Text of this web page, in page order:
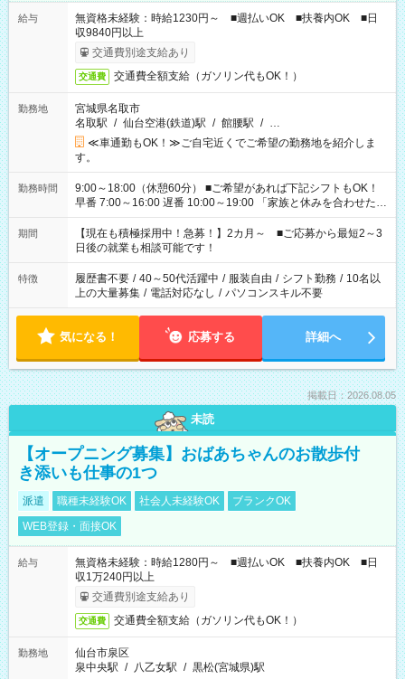
給与
無資格未経験：時給1230円～ ■週払いOK ■扶養内OK ■日
収9840円以上
交通費別途支給あり
交通費 交通費全額支給（ガソリン代もOK！）
勤務地
宮城県名取市
名取駅 / 仙台空港(鉄道)駅 / 館腰駅 / …
≪車通勤もOK！≫ご自宅近くでご希望の勤務地を紹介しま
す。
勤務時間
9:00～18:00（休憩60分） ■ご希望があれば下記シフトもOK！
早番 7:00～16:00 遅番 10:00～19:00 「家族と休みを合わせた
い」 「余裕を持って夕飯の準備がしたい」 「できれば残業はし
たくない」 など、ご希望を教えてくださいね。 ※Wワーク希望
の方へ 今ご覧のお仕事で希望する勤務時間と、もう1つのお仕事
の勤務時間。 合計で週40時間を超える場合は応募できません。
期間
【現在も積極採用中！急募！】2カ月～ ■ご応募から最短2～3
日後の就業も相談可能です！
特徴 履歴書不要 / 40～50代活躍中 / 服装自由 / シフト勤務 / 10名以
上の大量募集 / 電話対応なし / パソコンスキル不要
気になる！ 応募する 詳細へ
掲載日：2026.08.05
未読
【オープニング募集】おばあちゃんのお散歩付
き添いも仕事の1つ
派遣 職種未経験OK 社会人未経験OK
ブランクOK
WEB登録・面接OK
給与
無資格未経験：時給1280円～ ■週払いOK ■扶養内OK ■日
収1万240円以上
交通費別途支給あり
交通費 交通費全額支給（ガソリン代もOK！）
勤務地
仙台市泉区
泉中央駅 / 八乙女駅 / 黒松(宮城県)駅